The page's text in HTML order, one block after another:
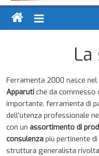
Ferramenta 2000 nasce nel
Apparuti che da commesso
importante, ferramenta di
dell’utenza professionale
con unassortimento di
consulenza più pertinente
struttura generalista rivolta